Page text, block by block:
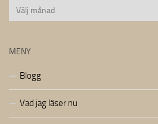
Arkiv
MENY
Blogg
Vad jag läser nu